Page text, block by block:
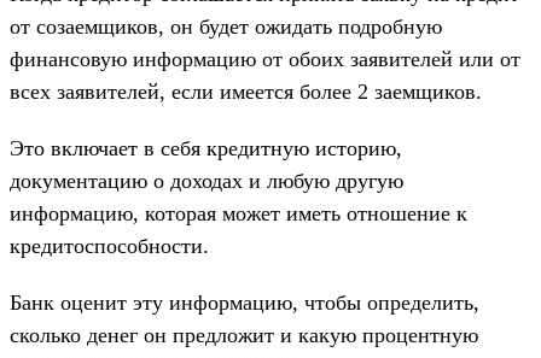
от созаемщиков, он будет ожидать подробную
финансовую информацию от обоих заявителей или от
всех заявителей, если имеется более 2 заемщиков.
Это включает в себя кредитную историю,
документацию о доходах и любую другую
информацию, которая может иметь отношение к
кредитоспособности.
Банк оценит эту информацию, чтобы определить,
сколько денег он предложит и какую процентную